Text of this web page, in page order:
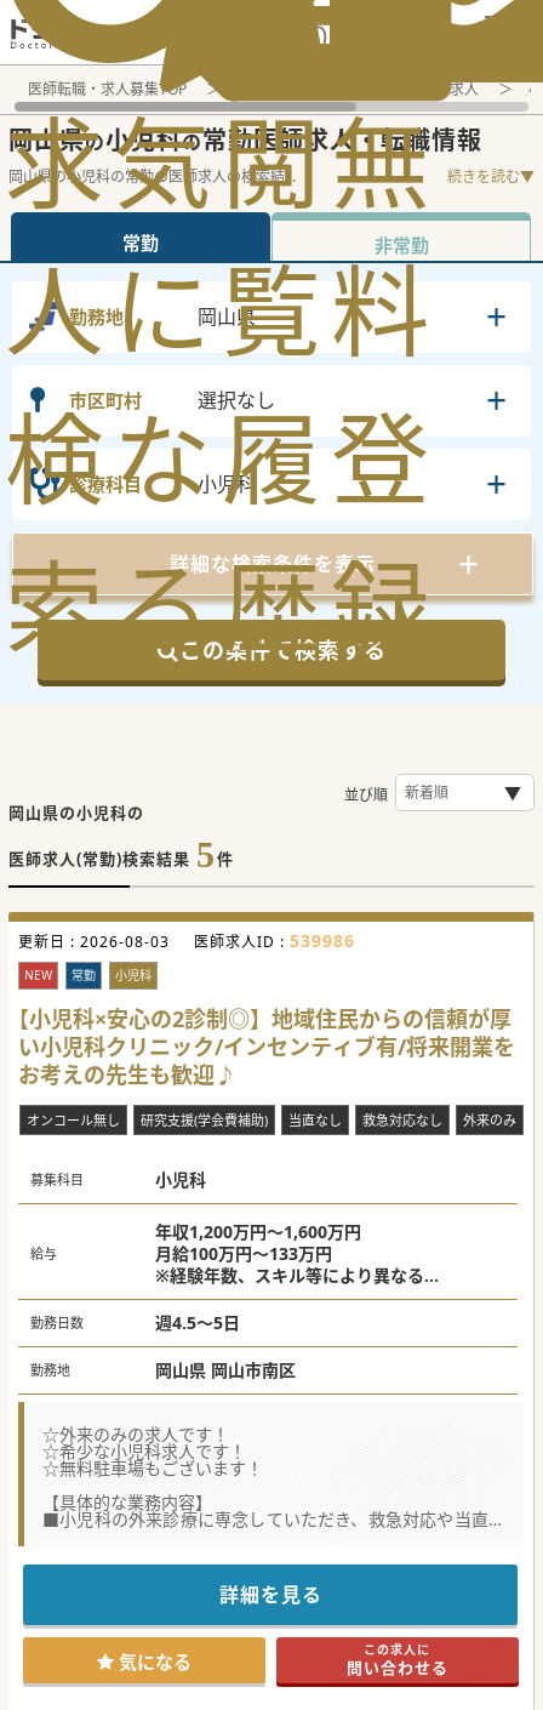
求
人
検
索
気
に
な
る
閲
覧
履
歴
無
料
登
録
医師転職・求人募集TOP 岡山県 医師求人
岡山県の小児科の常勤医師求人・転職情報
岡山県の小児科の常勤の医師求人の検索結... 続きを読む▼
常勤 非常勤
勤務地 岡山県
市区町村 選択なし
診療科目 小児科
詳細な検索条件を表示
この条件で検索する
岡山県の小児科の
医師求人(常勤)検索結果 5件
並び順
更新日 : 2026-08-03 医師求人ID : 539986
NEW 常勤 小児科
【小児科×安心の2診制◎】地域住民からの信頼が厚
い小児科クリニック/インセンティブ有/将来開業を
お考えの先生も歓迎♪
オンコール無し 研究支援(学会費補助) 当直なし 救急対応なし 外来のみ
募集科目 小児科
給与
年収1,200万円～1,600万円
月給100万円～133万円
※経験年数、スキル等により異なる
（インセンティブあり）
勤務日数 週4.5～5日
勤務地 岡山県 岡山市南区
☆外来のみの求人です！
☆希少な小児科求人です！
☆無料駐車場もございます！
【具体的な業務内容】
■小児科の外来診療に専念していただき、救急対応や当直、
オンコールは一切ございません。
者様を2名の医師で診察する体制を基本としています。
■1コマあたりの外来患者数は平均30名程度であり、地域の
小児科医療の最前線で多くの症例に対応いただけます。
【募集背景】
■2026年度からのさらなる診療体制強化を図るため、常勤ま
たは非常勤の小児科医師を積極的に募集しております。
■午後の外来診療は特に患者さんが多く、午後の外来終了ま
詳細を見る
気になる この求人に
問い合わせる